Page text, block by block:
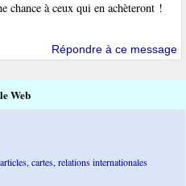
chance à ceux qui en achèteront !
Répondre à ce message
Web
cartes, relations internationales